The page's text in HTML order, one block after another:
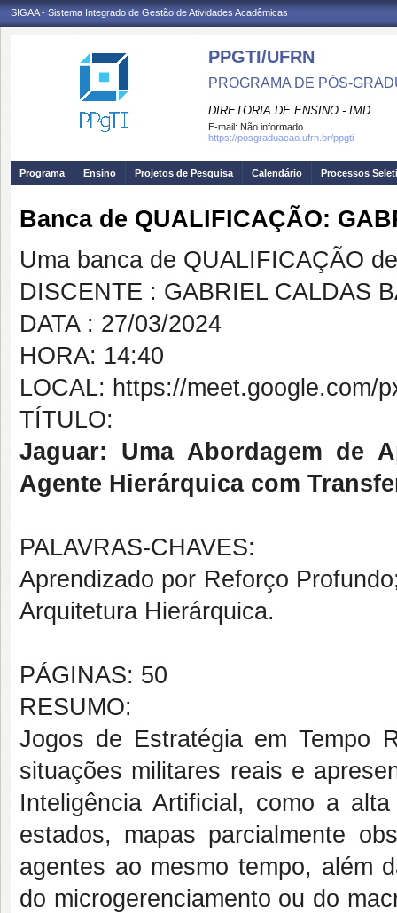
SIGAA - Sistema Integrado de Gestão de Atividades Acadêmicas
PPGTI/UFRN
PROGRAMA DE PÓS-
DIRETORIA DE ENSINO - IMD
E-mail: Não informado
https://posgraduacao.ufrn.br/ppgti
Programa Ensino Projetos de Pesquisa Calendário Processos
Banca de QUALIFICAÇÃO:
Uma banca de QUALIFICAÇÃO
DISCENTE : GABRIEL CALDAS
DATA : 27/03/2024
HORA: 14:40
LOCAL: https://meet.google.com/
TÍTULO:
Jaguar: Uma Abordagem de
Agente Hierárquica com
PALAVRAS-CHAVES:
Aprendizado por Reforço
Arquitetura Hierárquica.
PÁGINAS: 50
RESUMO:
Jogos de Estratégia em Tempo
situações militares reais e
Inteligência Artificial, como a
estados, mapas parcialmente
agentes ao mesmo tempo, além
do microgerenciamento ou do